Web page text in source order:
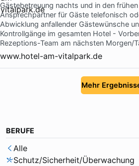
Gästebetreuung nachts und in den
Ansprechpartner für Gäste telefonisch
Abwicklung anfallender Gästewünsche
Kontrollgänge im gesamten Hotel -
Rezeptions-Team am nächsten Morgen/
www.hotel-am-vitalpark.de
Mehr
BERUFE
Alle
Schutz/Sicherheit/Überwachung